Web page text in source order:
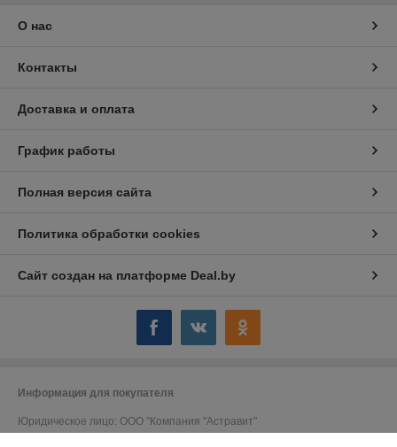
О нас
Контакты
Доставка и оплата
График работы
Полная версия сайта
Политика обработки cookies
Сайт создан на платформе Deal.by
Информация для покупателя
Юридическое лицо: ООО "Компания "Астравит"
_